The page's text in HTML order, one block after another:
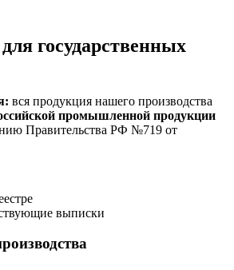
государственных
вся продукция нашего производства
промышленной продукции
Правительства РФ №719 от
выписки